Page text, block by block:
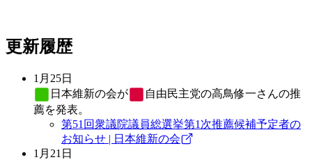
更新履歴
1月25日
日本維新の会が 自由民主党の高鳥修一さんの推
薦を発表。
第51回衆議院議員総選挙第1次推薦候補予定者の
お知らせ | 日本維新の会
1月21日